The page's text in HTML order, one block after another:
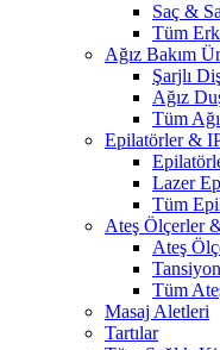
Saç &
Tüm
Ağız Bakım
Şarjlı
Ağız
Tüm
Epilatörler &
Lazer
Tüm
Ateş Ölçerler
Ateş
Tüm
Masaj Aletleri
Tartılar